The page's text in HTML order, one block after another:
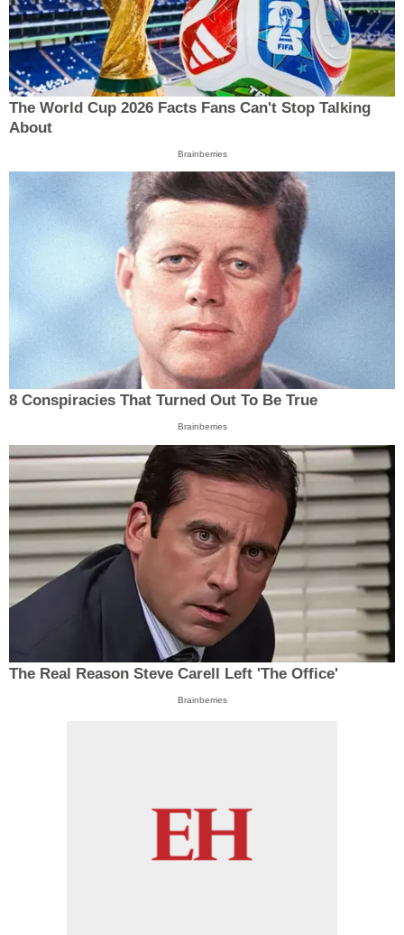
The World Cup 2026 Facts Fans Can't Stop Talking
About
Brainberries
8 Conspiracies That Turned Out To Be True
Brainberries
The Real Reason Steve Carell Left 'The Office'
Brainberries